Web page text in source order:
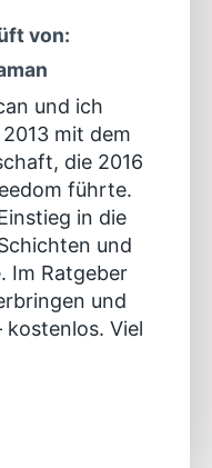
von:
und ich
mit dem
die 2016
führte.
in die
und
Im Ratgeber
und
kostenlos. Viel